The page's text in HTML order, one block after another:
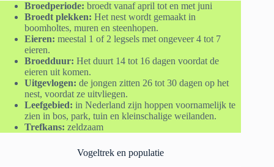
Broedperiode: broedt vanaf april tot en met juni
Broedt plekken: Het nest wordt gemaakt in
boomholtes, muren en steenhopen.
Eieren: meestal 1 of 2 legsels met ongeveer 4 tot 7
eieren.
Broedduur: Het duurt 14 tot 16 dagen voordat de
eieren uit komen.
Uitgevlogen: de jongen zitten 26 tot 30 dagen op het
nest, voordat ze uitvliegen.
Leefgebied: in Nederland zijn hoppen voornamelijk te
zien in bos, park, tuin en kleinschalige weilanden.
Trefkans: zeldzaam
Vogeltrek en populatie